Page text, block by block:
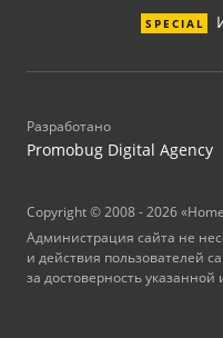
SPECIAL
Разработано
Promobug Digital Agency
Copyright © 2008 - 2026
Администрация сайта не
и действия пользователей
за достоверность